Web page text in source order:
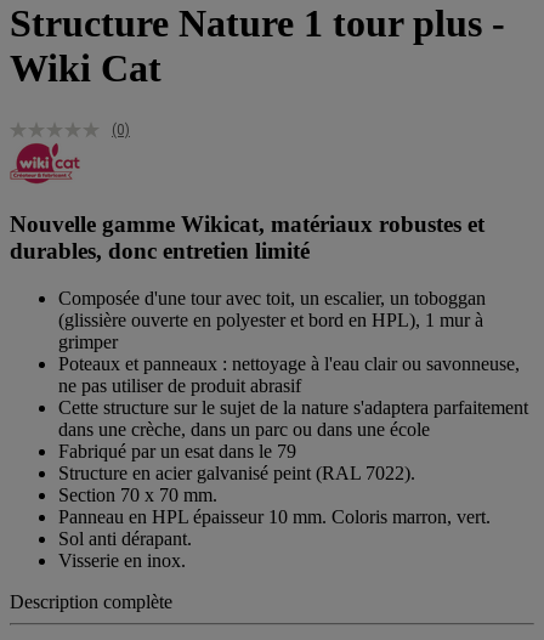
Structure Nature 1 tour plus -
Wiki Cat
(0)
Nouvelle gamme Wikicat, matériaux robustes et
durables, donc entretien limité
Composée d'une tour avec toit, un escalier, un toboggan
(glissière ouverte en polyester et bord en HPL), 1 mur à
grimper
Poteaux et panneaux : nettoyage à l'eau clair ou savonneuse,
ne pas utiliser de produit abrasif
Cette structure sur le sujet de la nature s'adaptera parfaitement
dans une crèche, dans un parc ou dans une école
Fabriqué par un esat dans le 79
Structure en acier galvanisé peint (RAL 7022).
Section 70 x 70 mm.
Panneau en HPL épaisseur 10 mm. Coloris marron, vert.
Sol anti dérapant.
Visserie en inox.
Description complète